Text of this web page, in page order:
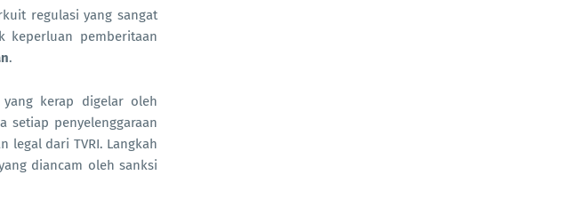
regulasi yang sangat
keperluan pemberitaan
.
kerap digelar oleh
setiap penyelenggaraan
dari TVRI. Langkah
diancam oleh sanksi